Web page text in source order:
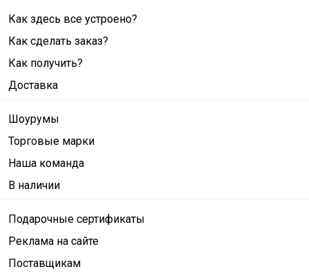
Как здесь все устроено?
Как сделать заказ?
Как получить?
Доставка
Шоурумы
Торговые марки
Наша команда
В наличии
Подарочные сертификаты
Реклама на сайте
Поставщикам